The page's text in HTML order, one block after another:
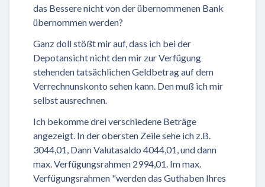
das Bessere nicht von der übernommenen Bank
übernommen werden?
Ganz doll stößt mir auf, dass ich bei der
Depotansicht nicht den mir zur Verfügung
stehenden tatsächlichen Geldbetrag auf dem
Verrechnunskonto sehen kann. Den muß ich mir
selbst ausrechnen.
Ich bekomme drei verschiedene Beträge
angezeigt. In der obersten Zeile sehe ich z.B.
3044,01, Dann Valutasaldo 4044,01, und dann
max. Verfügungsrahmen 2994,01. Im max.
Verfügungsrahmen "werden das Guthaben Ihres